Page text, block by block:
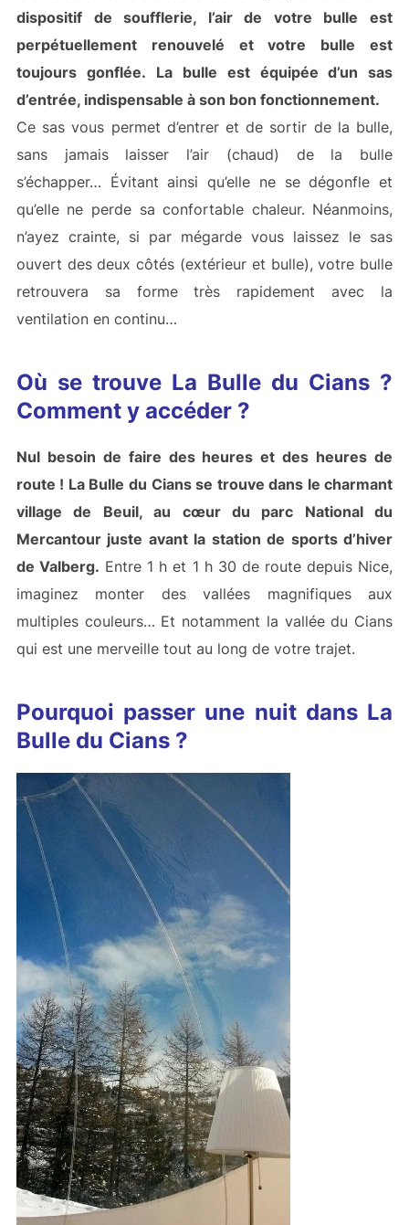
dispositif de soufflerie, l’air de votre bulle est
perpétuellement renouvelé et votre bulle est
toujours gonflée.
La bulle est équipée d’un sas
d’entrée, indispensable à son bon fonctionnement.
Ce sas vous permet d’entrer et de sortir de la bulle,
sans jamais laisser l’air (chaud) de la bulle
s’échapper… Évitant ainsi qu’elle ne se dégonfle et
qu’elle ne perde sa confortable chaleur. Néanmoins,
n’ayez crainte, si par mégarde vous laissez le sas
ouvert des deux côtés (extérieur et bulle), votre bulle
retrouvera sa forme très rapidement avec la
ventilation en continu…
Où se trouve La Bulle du Cians ?
Comment y accéder ?
Nul besoin de faire des heures et des heures de
route ! La Bulle du Cians se trouve dans le charmant
village de Beuil, au cœur du parc National du
Mercantour juste avant la station de sports d’hiver
de Valberg. Entre 1 h et 1 h 30 de route depuis Nice,
imaginez monter des vallées magnifiques aux
multiples couleurs… Et notamment la vallée du Cians
qui est une merveille tout au long de votre trajet.
Pourquoi passer une nuit dans La
Bulle du Cians ?